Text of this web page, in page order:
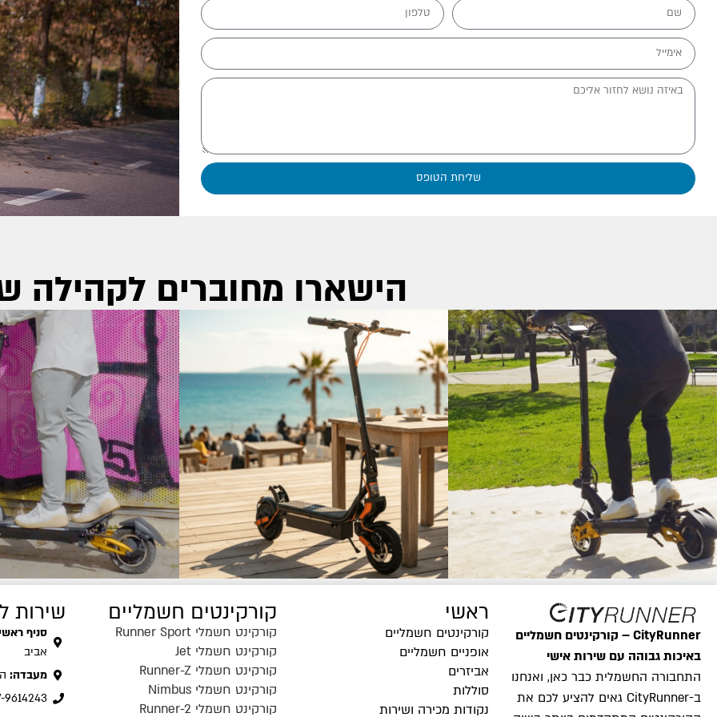
שליחת הטופס
הישארו מחוברים לקהילה
CityRunner – קורקינטים חשמליים
באיכות גבוהה עם שירות אישי
התחבורה החשמלית כבר כאן, ואנחנו
ב-CityRunner גאים להציע לכם את
ראשי
קורקינטים חשמליים
אופניים חשמליים
אביזרים
סוללות
נקודות מכירה ושירות
קורקינטים חשמליים
קורקינט חשמלי Runner Sport
קורקינט חשמלי Jet
קורקינט חשמלי Runner-Z
קורקינט חשמלי Nimbus
קורקינט חשמלי Runner-2
שירות
סניף
אביב
מעבדה:
9614243